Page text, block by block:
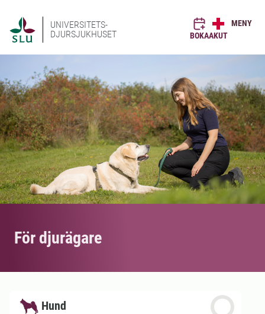
UNIVERSITETS-
DJURSJUKHUSET
BOKAAKUT
MENY
För djurägare
Hund